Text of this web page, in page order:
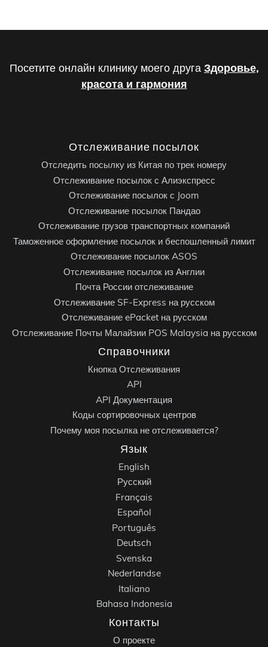
Посетите онлайн клинику моего друга Здоровье,
красота и гармония
Отслеживание посылок
Отследить посылку из Китая по трек номеру
Отслеживание посылок с Алиэкспресс
Отслеживание посылок с Joom
Отслеживание посылок Пандао
Отслеживание грузов транспортных компаний
Таможенное оформление посылок и беспошленный лимит
Отслеживание посылок ASOS
Отслеживание посылок из Англии
Почта России отслеживание
Отслеживание SF-Express на русском
Отслеживание ePacket на русском
Отслеживание Почты Малайзии POS Malaysia на русском
Справочники
Кнопка Отслеживания
API
API Документация
Коды сортировочных центров
Почему моя посылка не отслеживается?
Язык
English
Русский
Français
Español
Português
Deutsch
Svenska
Nederlandse
Italiano
Bahasa Indonesia
Контакты
О проекте